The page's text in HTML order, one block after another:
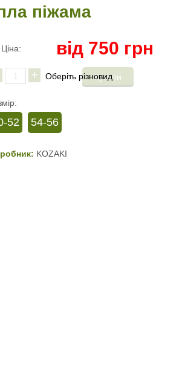
піжама
Ціна: від 750 грн
+
52 54-56
KOZAKI